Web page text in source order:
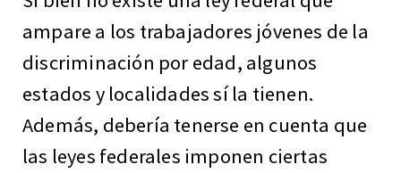
ampare a los trabajadores jóvenes de la
discriminación por edad, algunos
estados y localidades sí la tienen.
Además, debería tenerse en cuenta que
las leyes federales imponen ciertas